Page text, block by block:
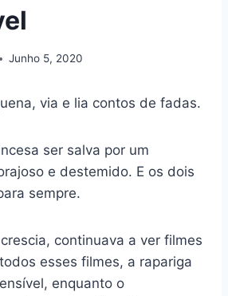
Junho 5, 2020
via e lia contos de fadas.
ser salva por um
e destemido. E os dois
sempre.
continuava a ver filmes
esses filmes, a rapariga
enquanto o